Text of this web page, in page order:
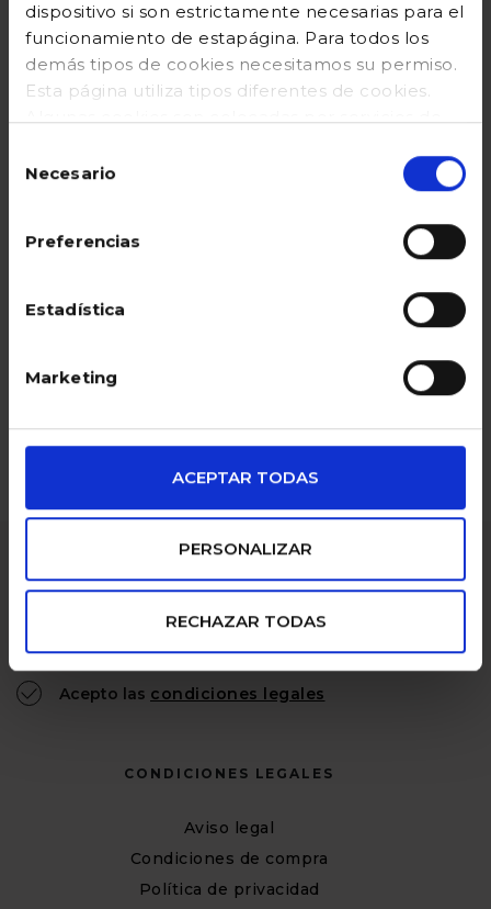
dispositivo si son estrictamente necesarias para el
funcionamiento de estapágina. Para todos los
demás tipos de cookies necesitamos su permiso.
Esta página utiliza tipos diferentes de cookies.
Algunas cookies son colocadas por servicios de
cualquier momento puede cambiar o retirar su
consentimiento desde la Declaración de cookies
en nuestro sitio web. Obtenga más información
sobre quiénes somos, cómo puede contactarnos
nuestraPolítica de cookies
deNecesario
Preferencias
Estadística
Marketing
ACEPTAR TODAS
PERSONALIZAR
RECHAZAR TODAS
envío gratuito
a partir de 65€
(excepto Canarias)
Puntos de
Recogida SEUR
pagos seguros
EL BOLETÍN DE GOCCO
Acepto las condiciones legales
CONDICIONES LEGALES
Aviso legal
Condiciones de compra
Política de privacidad